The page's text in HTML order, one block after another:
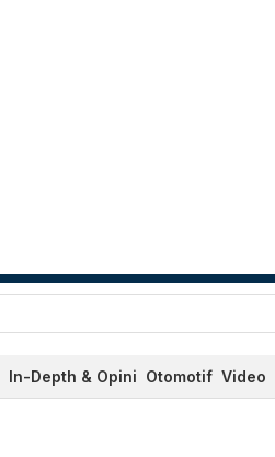
In-Depth & Opini Otomotif Video